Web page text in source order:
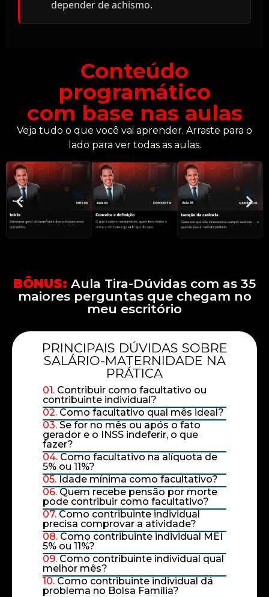
depender de achismo.
Conteúdo
programático
com base nas aulas
Veja tudo o que você vai aprender. Arraste para o
lado para ver todas as aulas.
BÔNUS: Aula Tira-Dúvidas com as 35
maiores perguntas que chegam no
meu escritório
PRINCIPAIS DÚVIDAS SOBRE
SALÁRIO-MATERNIDADE NA
PRÁTICA
01. Contribuir como facultativo ou
contribuinte individual?
02. Como facultativo qual mês ideal?
03. Se for no mês ou após o fato
gerador e o INSS indeferir, o que
fazer?
04. Como facultativo na alíquota de
5% ou 11%?
05. Idade mínima como facultativo?
06. Quem recebe pensão por morte
pode contribuir como facultativo?
07. Como contribuinte individual
precisa comprovar a atividade?
08. Como contribuinte individual MEI
5% ou 11%?
09. Como contribuinte individual qual
melhor mês?
10. Como contribuinte individual dá
problema no Bolsa Família?